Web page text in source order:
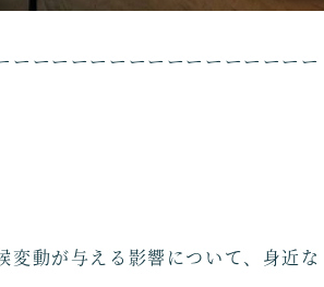
ーーーーーーーーーーーーーーー
動が与える影響について、身近な